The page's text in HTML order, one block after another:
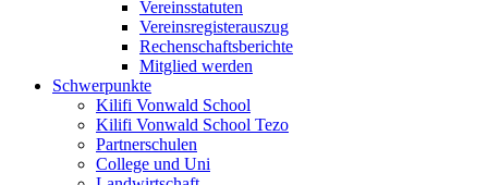
Vereinsstatuten
Vereinsregisterauszug
Rechenschaftsberichte
Mitglied werden
Schwerpunkte
Kilifi Vonwald School
Kilifi Vonwald School Tezo
Partnerschulen
College und Uni